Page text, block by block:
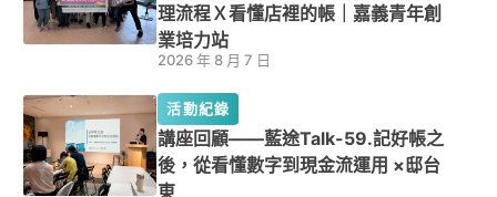
理流程Ｘ看懂店裡的帳｜嘉義青年創
業培力站
2026 年 8 月 7 日
活動紀錄
講座回顧——藍途Talk-59.記好帳之
後，從看懂數字到現金流運用 ×邸台
東